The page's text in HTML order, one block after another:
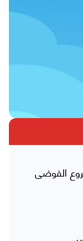
الفوضى